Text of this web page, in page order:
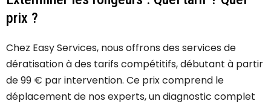
prix ?
Chez Easy Services, nous offrons des services de
dératisation à des tarifs compétitifs, débutant à partir
de 99 € par intervention. Ce prix comprend le
déplacement de nos experts, un diagnostic complet